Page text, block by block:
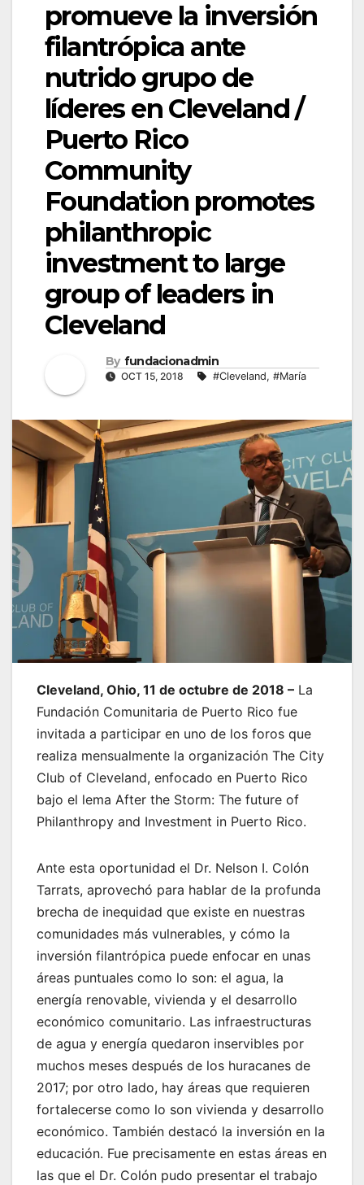
promueve la inversión
filantrópica ante
nutrido grupo de
líderes en Cleveland /
Puerto Rico
Community
Foundation promotes
philanthropic
investment to large
group of leaders in
Cleveland
By fundacionadmin
OCT 15, 2018 #Cleveland, #María
Cleveland, Ohio, 11 de octubre de 2018 – La
Fundación Comunitaria de Puerto Rico fue
invitada a participar en uno de los foros que
realiza mensualmente la organización The City
Club of Cleveland, enfocado en Puerto Rico
bajo el lema After the Storm: The future of
Philanthropy and Investment in Puerto Rico.
Ante esta oportunidad el Dr. Nelson I. Colón
Tarrats, aprovechó para hablar de la profunda
brecha de inequidad que existe en nuestras
comunidades más vulnerables, y cómo la
inversión filantrópica puede enfocar en unas
áreas puntuales como lo son: el agua, la
energía renovable, vivienda y el desarrollo
económico comunitario. Las infraestructuras
de agua y energía quedaron inservibles por
muchos meses después de los huracanes de
2017; por otro lado, hay áreas que requieren
fortalecerse como lo son vivienda y desarrollo
económico. También destacó la inversión en la
educación. Fue precisamente en estas áreas en
las que el Dr. Colón pudo presentar el trabajo